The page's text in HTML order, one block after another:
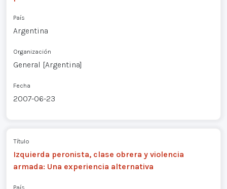
País
Argentina
Organización
General [Argentina]
Fecha
2007-06-23
Título
Izquierda peronista, clase obrera y violencia
armada: Una experiencia alternativa
País